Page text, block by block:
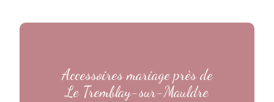
Accessoires mariage près de
Le Tremblay-sur-Mauldre